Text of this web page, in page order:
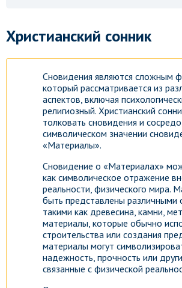
Христианский сонник
Сновидения являются сложным
который рассматривается из
аспектов, включая
религиозный. Христианский
толковать сновидения и
символическом значении
«Материалы».
Сновидение о «Материалах»
как символическое отражение
реальности, физического мира.
быть представлены различными
такими как древесина, камни,
материалы, которые обычно
строительства или создания
материалы могут
надежность, прочность или
связанные с физической